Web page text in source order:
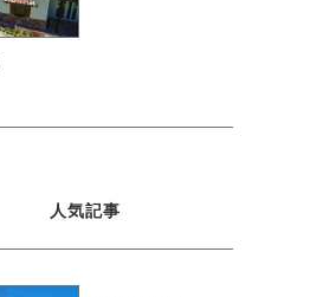
人気記事